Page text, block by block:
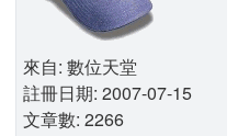
來自: 數位天堂
註冊日期: 2007-07-15
文章數: 2266